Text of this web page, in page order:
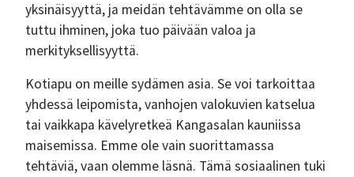
yksinäisyyttä, ja meidän tehtävämme on olla se
tuttu ihminen, joka tuo päivään valoa ja
merkityksellisyyttä.
Kotiapu on meille sydämen asia. Se voi tarkoittaa
yhdessä leipomista, vanhojen valokuvien katselua
tai vaikkapa kävelyretkeä Kangasalan kauniissa
maisemissa. Emme ole vain suorittamassa
tehtäviä, vaan olemme läsnä. Tämä sosiaalinen tuki